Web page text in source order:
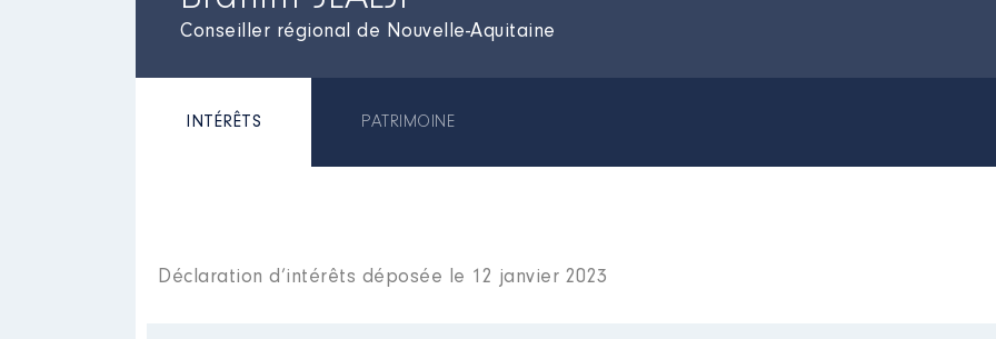
Conseiller régional de Nouvelle-Aquitaine
INTÉRÊTS PATRIMOINE
Déclaration d’intérêts déposée le 12 janvier 2023